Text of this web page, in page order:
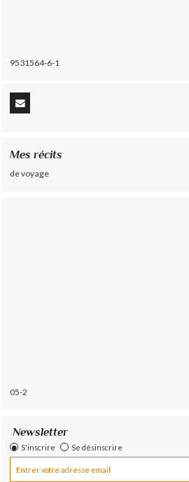
9531564-6-1
Mes récits
de voyage
05-2
Newsletter
S'inscrire Se désinscrire